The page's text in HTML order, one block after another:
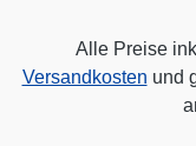
Alle Preise
Versandkosten und